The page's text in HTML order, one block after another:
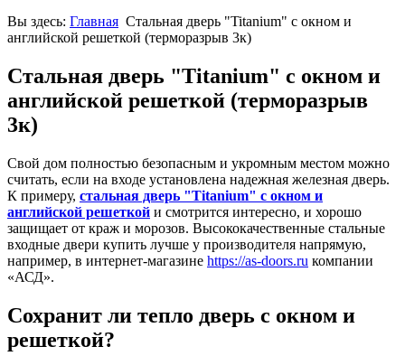
Вы здесь: Главная Стальная дверь "Titanium" с окном и
английской решеткой (терморазрыв 3к)
Стальная дверь "Titanium" с окном и
английской решеткой (терморазрыв
3к)
Свой дом полностью безопасным и укромным местом можно
считать, если на входе установлена надежная железная дверь.
К примеру, стальная дверь "Titanium" с окном и
английской решеткой и смотрится интересно, и хорошо
защищает от краж и морозов. Высококачественные стальные
входные двери купить лучше у производителя напрямую,
например, в интернет-магазине https://as-doors.ru компании
«АСД».
Сохранит ли тепло дверь с окном и
решеткой?